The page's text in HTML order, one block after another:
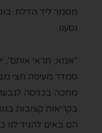
מסמר ליד הדלת.
נסענו.
"אמא, תראי אותם",
סמדר מעיפה חצי
מחכה בכניסה
בקריאות קצובות
הם באים להגיד לנו